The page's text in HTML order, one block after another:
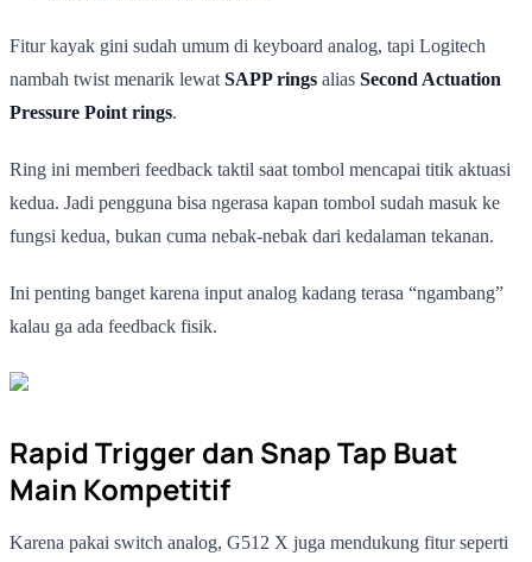
Fitur kayak gini sudah umum di keyboard analog, tapi Logitech
nambah twist menarik lewat SAPP rings alias Second Actuation
Pressure Point rings.
Ring ini memberi feedback taktil saat tombol mencapai titik aktuasi
kedua. Jadi pengguna bisa ngerasa kapan tombol sudah masuk ke
fungsi kedua, bukan cuma nebak-nebak dari kedalaman tekanan.
Ini penting banget karena input analog kadang terasa “ngambang”
kalau ga ada feedback fisik.
Rapid Trigger dan Snap Tap Buat
Main Kompetitif
Karena pakai switch analog, G512 X juga mendukung fitur seperti